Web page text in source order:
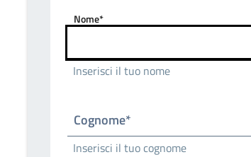
Nome*
Inserisci il tuo nome
Cognome*
Inserisci il tuo cognome